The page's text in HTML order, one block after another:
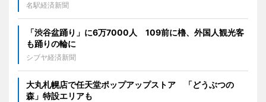
名駅経済新聞
「渋谷盆踊り」に6万7000人 109前に櫓、外国人観光客
も踊りの輪に
シブヤ経済新聞
大丸札幌店で任天堂ポップアップストア 「どうぶつの
森」特設エリアも